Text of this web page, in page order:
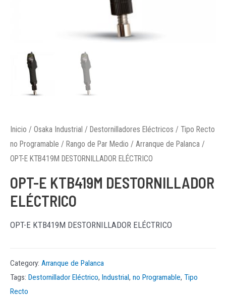
Inicio / Osaka Industrial / Destornilladores Eléctricos / Tipo Recto
no Programable / Rango de Par Medio / Arranque de Palanca /
OPT-E KTB419M DESTORNILLADOR ELÉCTRICO
OPT-E KTB419M DESTORNILLADOR
ELÉCTRICO
OPT-E KTB419M DESTORNILLADOR ELÉCTRICO
Category: Arranque de Palanca
Tags: Destornillador Eléctrico, Industrial, no Programable, Tipo
Recto